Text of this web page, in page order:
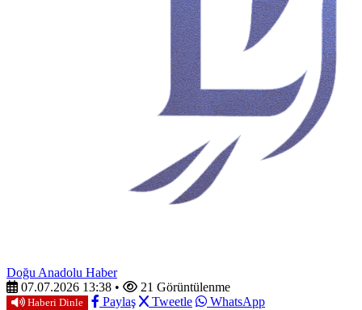
Doğu Anadolu Haber
07.07.2026 13:38 • 21 Görüntülenme
Haberi Dinle Paylaş Tweetle WhatsApp